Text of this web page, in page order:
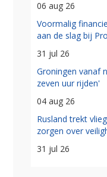
06 aug 26
Voormalig
aan de slag bij
31 jul 26
Groningen vanaf
zeven uur rijden'
04 aug 26
Rusland trekt
zorgen over
31 jul 26